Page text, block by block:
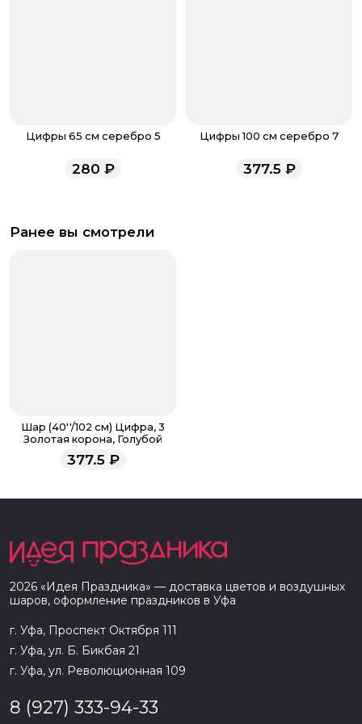
Цифры 65 см серебро 5
280 ₽
Цифры 100 см серебро 7
377.5₽
Ранее вы смотрели
Шар (40''/102 см) Цифра, 3
Золотая корона, Голубой
377.5₽
2026 «Идея Праздника» — доставка цветов и воздушных
шаров, оформление праздников в Уфа
г. Уфа, Проспект Октября 111
г. Уфа, ул. Б. Бикбая 21
г. Уфа, ул. Революционная 109
8 (927) 333-94-33